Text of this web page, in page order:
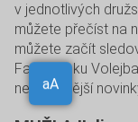
Aa aA
v jednotlivých
můžete přečíst na
můžete začít
Facebooku
nejčerstvější